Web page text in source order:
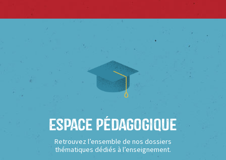
Espace Pédagogique
Retrouvez l’ensemble de nos dossiers
thématiques dédiés à l’enseignement.